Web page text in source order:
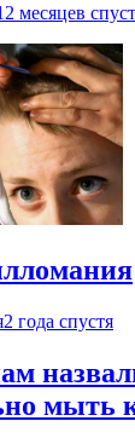
месяцев
2 года спустя
мыть